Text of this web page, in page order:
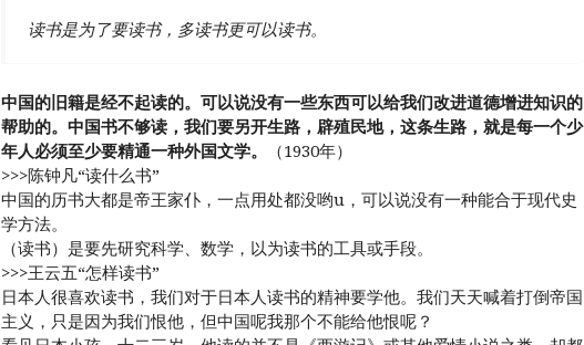
读书是为了要读书，多读书更可以读书。
中国的旧籍是经不起读的。可以说没有一些东西可以给我们改进道德增进知识的
帮助的。中国书不够读，我们要另开生路，辟殖民地，这条生路，就是每一个少
年人必须至少要精通一种外国文学。
（1930年）
>>>陈钟凡“读什么书”
中国的历书大都是帝王家仆，一点用处都没哟u，可以说没有一种能合于现代史
学方法。
（读书）是要先研究科学、数学，以为读书的工具或手段。
>>>王云五“怎样读书”
日本人很喜欢读书，我们对于日本人读书的精神要学他。我们天天喊着打倒帝国
主义，只是因为我们恨他，但中国呢我那个不能给他恨呢？